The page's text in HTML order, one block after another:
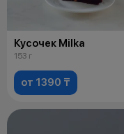
Кусочек Milka
153 г
от 1390 ₸